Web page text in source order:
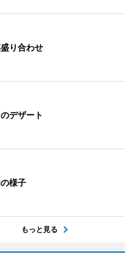
り合わせ
デザート
様子
もっと見る